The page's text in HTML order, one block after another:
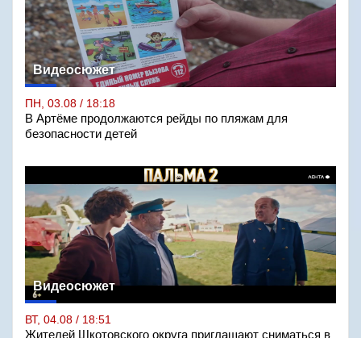
Видеосюжет
ПН, 03.08 / 18:18
В Артёме продолжаются рейды по пляжам для
безопасности детей
Видеосюжет
ВТ, 04.08 / 18:51
Жителей Шкотовского округа приглашают сниматься в